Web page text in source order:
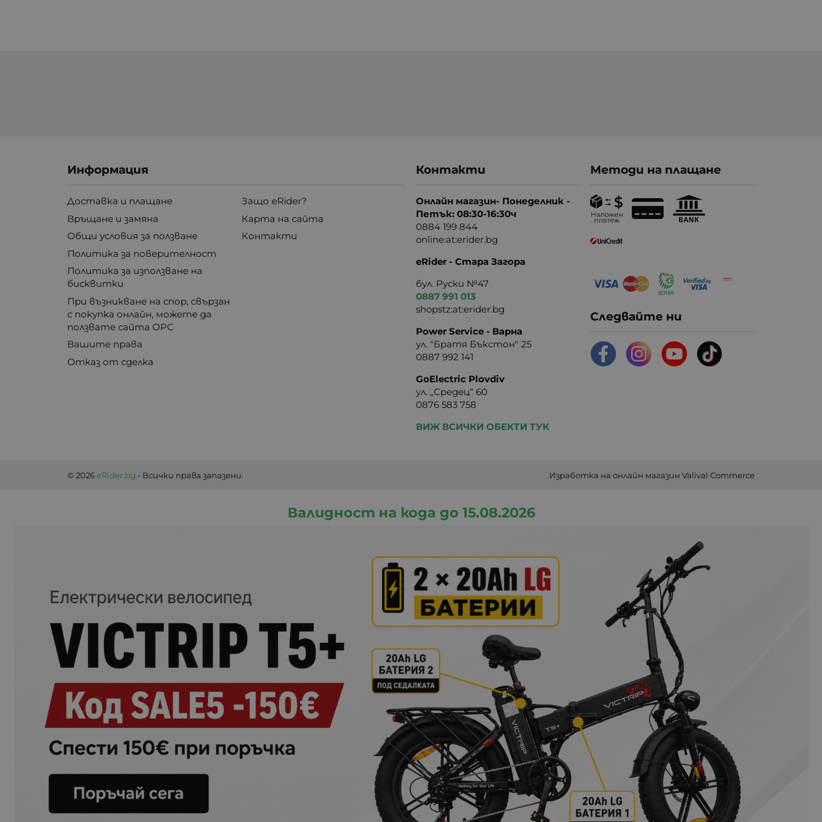
Информация
Доставка и плащане
Връщане и замяна
Общи условия за ползване
Политика за поверителност
Политика за използване на
бисквитки
При възникване на спор, свързан
с покупка онлайн, можете да
ползвате сайта ОРС
Вашите права
Отказ от сделка
Защо eRider?
Карта на сайта
Контакти
Контакти
Онлайн магазин- Понеделник -
Петък: 08:30-16:30ч
0884 199 844
online:at:erider.bg
eRider - Стара Загора
бул. Руски №47
0887 991 013
shopstz:at:erider.bg
Power Service - Варна
ул. "Братя Бъкстон" 25
0887 992 141
GoElectric Plovdiv
ул. „Средец“ 60
0876 583 758
ВИЖ ВСИЧКИ ОБЕКТИ ТУК
Методи на плащане
Следвайте ни
© 2026eRider.bg - Всички права запазени. Изработка на онлайн магазин Valival Commerce
Валидност на кода до 15.08.2026